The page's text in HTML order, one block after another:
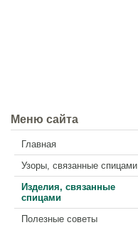
Меню сайта
Главная
Узоры, связанные спицами
Изделия, связанные
спицами
Полезные советы